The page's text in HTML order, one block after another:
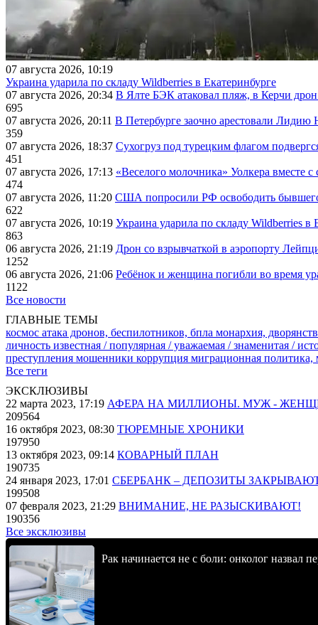
07 августа 2026, 10:19
Украина ударила по складу Wildberries в Екатеринбурге
07 августа 2026, 20:34 В Ялте БЭК атаковал пляж, в Керчи
695
07 августа 2026, 20:11 В Петербурге заочно арестовали Лидию
359
07 августа 2026, 18:37 Сухогруз под турецким флагом
451
07 августа 2026, 17:13 «Веселого молочника» Уолкера вместе
474
07 августа 2026, 11:20 США попросили РФ освободить
622
07 августа 2026, 10:19 Украина ударила по складу Wildberries в
863
06 августа 2026, 21:19 Дрон со взрывчаткой в аэропорту
1252
06 августа 2026, 21:06 Ребёнок и женщина погибли во время
1122
Все новости
ГЛАВНЫЕ ТЕМЫ
космос атака дронов, беспилотников, бпла монархия,
личность известная / популярная / уважаемая / знаменитая /
преступления мошенники коррупция миграционная
Все теги
ЭКСКЛЮЗИВЫ
22 марта 2023, 17:19 АФЕРА НА МИЛЛИОНЫ. МУЖ -
209564
16 октября 2023, 08:30 ТЮРЕМНЫЕ ХРОНИКИ
197950
13 октября 2023, 09:14 КОВАРНЫЙ ПЛАН
190735
24 января 2023, 17:01 СБЕРБАНК – ДЕПОЗИТЫ
199508
07 февраля 2023, 21:29 ВНИМАНИЕ, НЕ РАЗЫСКИВАЮТ!
190356
Все эксклюзивы
Рак начинается не с боли: онколог назвал